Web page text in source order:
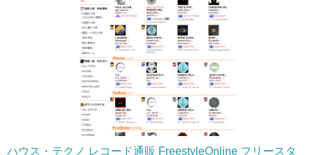
ハウス・テクノ レコード通販 FreestyleOnline フリースタ